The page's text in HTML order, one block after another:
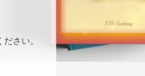
さい。